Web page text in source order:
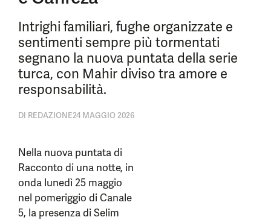
Intrighi familiari, fughe organizzate e
sentimenti sempre più tormentati
segnano la nuova puntata della serie
turca, con Mahir diviso tra amore e
responsabilità.
DI REDAZIONE24 MAGGIO 2026
Nella nuova puntata di
Racconto di una notte, in
onda lunedì 25 maggio
nel pomeriggio di Canale
5, la presenza di Selim